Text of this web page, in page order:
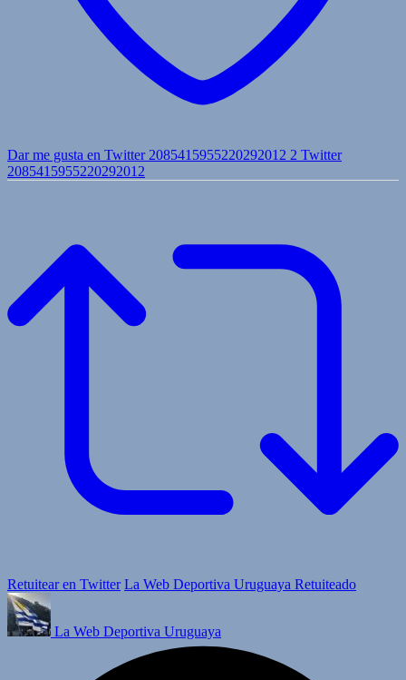
Dar me gusta en Twitter 2085415955220292012 2 Twitter
2085415955220292012
Retuitear en Twitter La Web Deportiva Uruguaya Retuiteado
La Web Deportiva Uruguaya